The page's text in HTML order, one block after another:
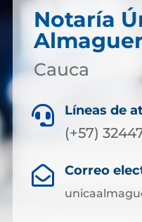
Notaría
Cauca
 Líneas de
(+57)
 Correo